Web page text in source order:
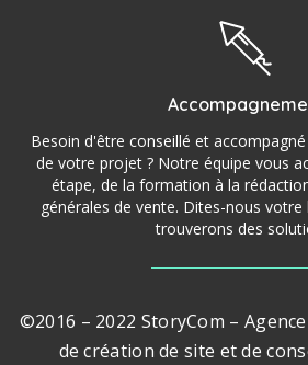
Besoin d'être conseillé et
de votre projet ? Notre équipe vous
étape, de la formation à la
générales de vente. Dites-nous
trouverons des
©2016 – 2022 StoryCom –
de création de site et de